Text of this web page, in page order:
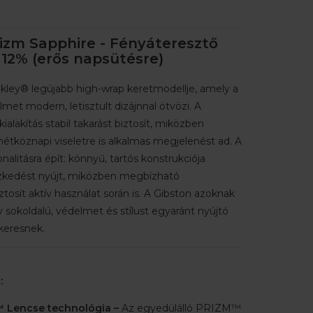
Sapphire - Fényáteresztő
(erős napsütésre)
legújabb high-wrap keretmodellje, amely a
modern, letisztult dizájnnal ötvözi. A
stabil takarást biztosít, miközben
viseletre is alkalmas megjelenést ad. A
épít: könnyű, tartós konstrukciója
nyújt, miközben megbízható
aktív használat során is. A Gibston azoknak
sokoldalú, védelmet és stílust egyaránt nyújtó
Lencse technológia – Az egyedülálló PRIZM™